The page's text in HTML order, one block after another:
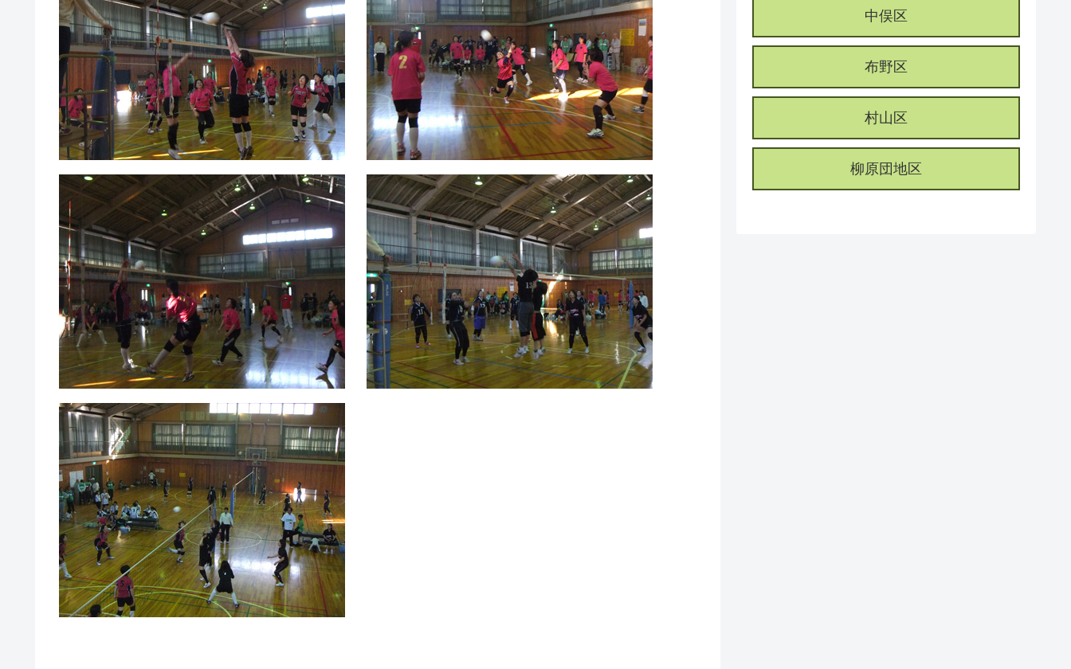
中俣区
布野区
村山区
柳原団地区